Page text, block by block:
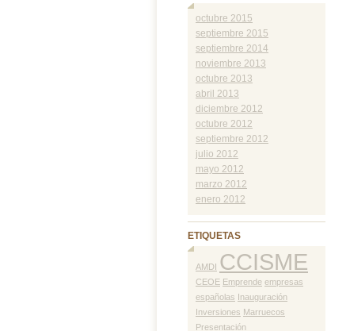
octubre 2015
septiembre 2015
septiembre 2014
noviembre 2013
octubre 2013
abril 2013
diciembre 2012
octubre 2012
septiembre 2012
julio 2012
mayo 2012
marzo 2012
enero 2012
ETIQUETAS
AMDI CCISME
CEOE Emprende empresas
españolas Inauguración
Inversiones Marruecos
Presentación